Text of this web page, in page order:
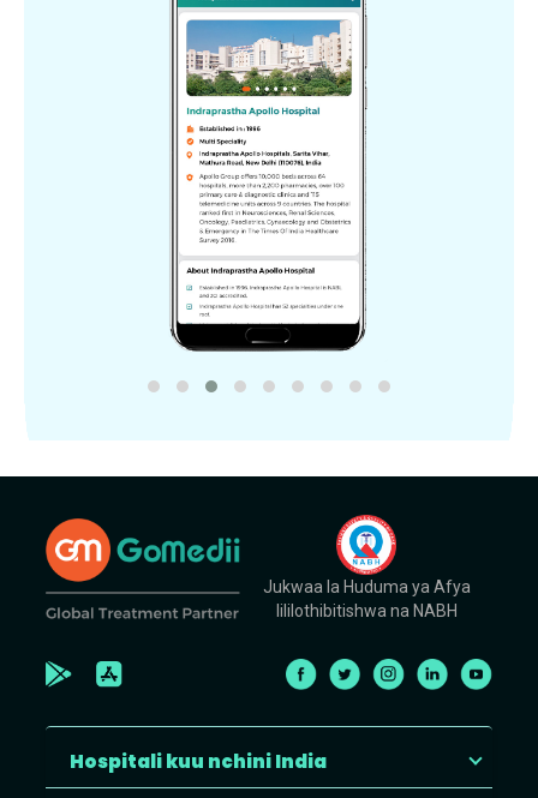
Jukwaa la Huduma ya Afya
lililothibitishwa na NABH
Hospitali kuu nchini India